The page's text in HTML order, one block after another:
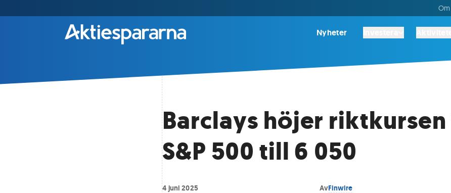
Nyheter
Barclays höjer
S&P 500 till 6 050
4 juni 2025 AvFinwire